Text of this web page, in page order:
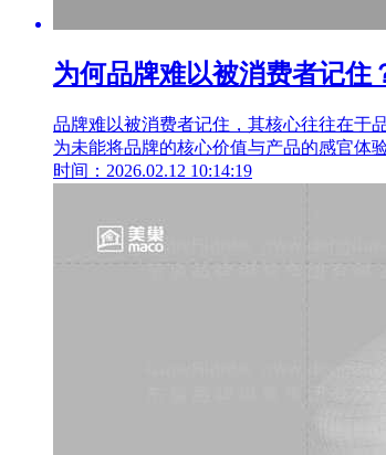
为何品牌难以被消费者记住
品牌难以被消费者记住，其核心往往在于
为未能将品牌的核心价值与产品的感官体
时间：2026.02.12 10:14:19